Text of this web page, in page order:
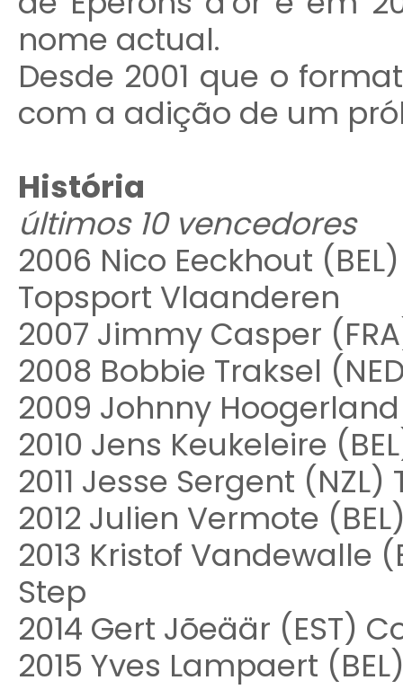
nome actual.
Desde 2001 que o
com a adição de um
História
últimos 10 vencedores
2006 Nico Eeckhout
Topsport Vlaanderen
2007 Jimmy Casper
2008 Bobbie Traksel
2009 Johnny
2010 Jens Keukeleire
2011 Jesse Sergent
2012 Julien Vermote
2013 Kristof Vandewalle
Step
2014 Gert Jõeäär (EST)
2015 Yves Lampaert